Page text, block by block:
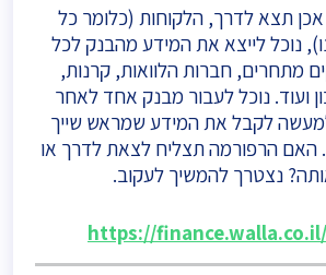
תצא לדרך, הלקוחות (כלומר כל
נוכל לייצא את המידע מהבנק לכל
מתחרים, חברות הלוואות, קרנות,
ועוד. נוכל לעבור מבנק אחד לאחר
לקבל את המידע שמראש שייך
האם הרפורמה תצליח לצאת לדרך או
נצטרך להמשיך לעקוב.
https://